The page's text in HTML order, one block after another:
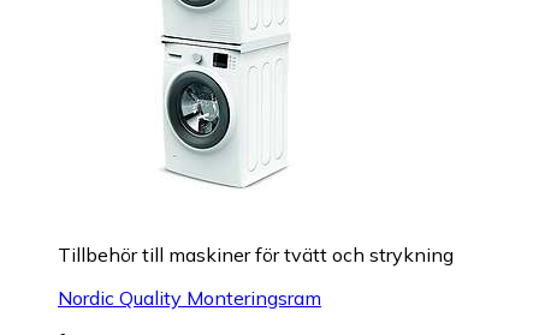
Tillbehör till maskiner för tvätt och strykning
Nordic Quality Monteringsram